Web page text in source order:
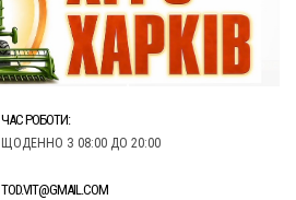
ЧАС РОБОТИ:
ЩОДЕННО З 08:00 ДО 20:00
TOD.VIT@GMAIL.COM